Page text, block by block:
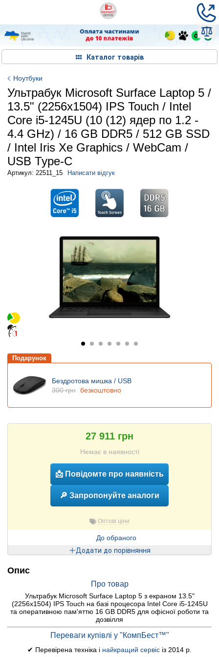
Каталог товарів
Ноутбуки
Ультрабук Microsoft Surface Laptop 5 /
13.5" (2256x1504) IPS Touch / Intel
Core i5-1245U (10 (12) ядер по 1.2 -
4.4 GHz) / 16 GB DDR5 / 512 GB SSD
/ Intel Iris Xe Graphics / WebCam /
USB Type-C
Артикул: 22511_15 Написати відгук
Подарунок
Бездротова мишка / USB
300 грн безкоштовно
27 911 грн
Немає в наявності
📩 Повідомте про наявність
🔎 Запропонуйте аналоги
Оптові ціни
До обраного
Додати до порівняння
Опис
Про товар
Ультрабук Microsoft Surface Laptop 5 з екраном 13.5"
(2256x1504) IPS Touch на базі процесора Intel Core i5-1245U
та оперативною пам'яттю 16 GB DDR5 для офісної роботи та
дозвілля
Переваги купівлі у "КомпБест™"
✔ Перевірена техніка і найкращий сервіс із 2014 р.